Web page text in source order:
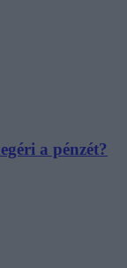
a pénzét?